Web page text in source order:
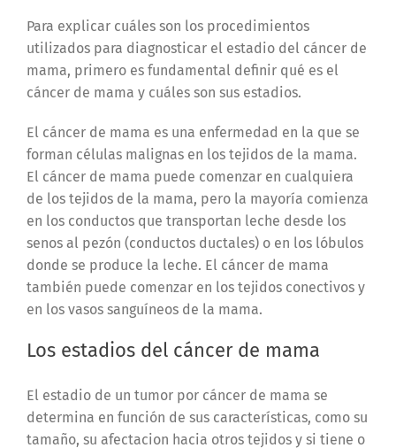
Para explicar cuáles son los procedimientos
utilizados para diagnosticar el estadio del cáncer de
mama, primero es fundamental definir qué es el
cáncer de mama y cuáles son sus estadios.
El cáncer de mama es una enfermedad en la que se
forman células malignas en los tejidos de la mama.
El cáncer de mama puede comenzar en cualquiera
de los tejidos de la mama, pero la mayoría comienza
en los conductos que transportan leche desde los
senos al pezón (conductos ductales) o en los lóbulos
donde se produce la leche. El cáncer de mama
también puede comenzar en los tejidos conectivos y
en los vasos sanguíneos de la mama.
Los estadios del cáncer de mama
El estadio de un tumor por cáncer de mama se
determina en función de sus características, como su
tamaño, su afectacion hacia otros tejidos y si tiene o